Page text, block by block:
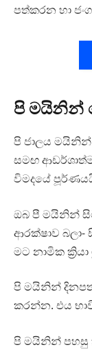
පත්කරන හා
පි මයිනින්
පි ජාලය මයිනින්
සමඟ
විමදයේ
ඔබ පී මයිනින්
ආරක්ෂාව
මට නාමික
පි මයිනින්
කරන්න. එය
පි මයිනින් පහසු